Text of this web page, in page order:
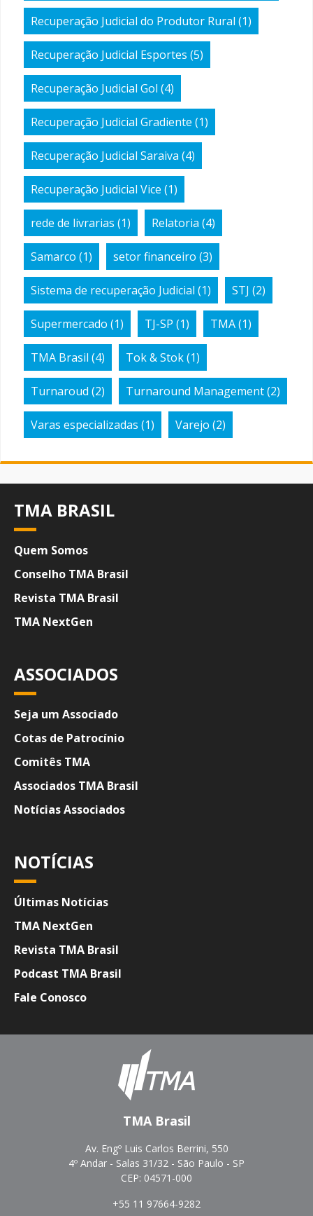
Recuperação Judicial do Produtor Rural (1)
Recuperação Judicial Esportes (5)
Recuperação Judicial Gol (4)
Recuperação Judicial Gradiente (1)
Recuperação Judicial Saraiva (4)
Recuperação Judicial Vice (1)
rede de livrarias (1) Relatoria (4)
Samarco (1) setor financeiro (3)
Sistema de recuperação Judicial (1) STJ (2)
Supermercado (1) TJ-SP (1) TMA(1)
TMA Brasil (4) Tok & Stok(1)
Turnaroud (2) Turnaround Management(2)
Varas especializadas (1) Varejo (2)
TMA BRASIL
Quem Somos
Conselho TMA Brasil
Revista TMA Brasil
TMA NextGen
ASSOCIADOS
Seja um Associado
Cotas de Patrocínio
Comitês TMA
Associados TMA Brasil
Notícias Associados
NOTÍCIAS
Últimas Notícias
TMA NextGen
Revista TMA Brasil
Podcast TMA Brasil
Fale Conosco
TMA Brasil
Av. Engº Luis Carlos Berrini, 550
4º Andar - Salas 31/32 - São Paulo - SP
CEP: 04571-000
+55 11 97664-9282